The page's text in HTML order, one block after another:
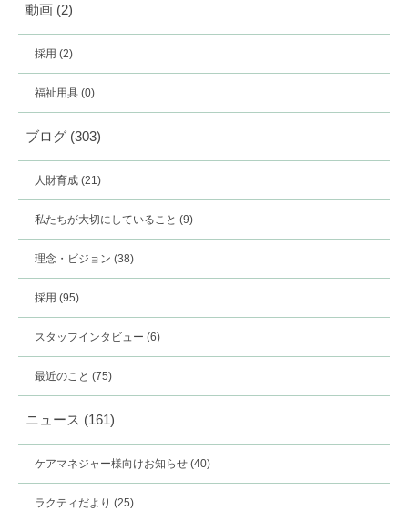
動画 (2)
採用 (2)
福祉用具 (0)
ブログ (303)
人財育成 (21)
私たちが大切にしていること (9)
理念・ビジョン (38)
採用 (95)
スタッフインタビュー (6)
最近のこと (75)
ニュース (161)
ケアマネジャー様向けお知らせ (40)
ラクティだより (25)